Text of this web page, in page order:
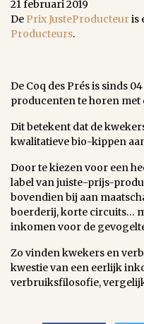
21 februari 2019
De Prix JusteProducteuris
Producteurs.
De Coq des Prés is sinds
producenten te horen met
Dit betekent dat de
kwalitatieve bio-kippen
Door te kiezen voor een
label van juiste-prijs-
bovendien bij aan
boerderij, korte circuits…
inkomen voor de
Zo vinden kwekers en
kwestie van een eerlijk
verbruiksfilosofie,